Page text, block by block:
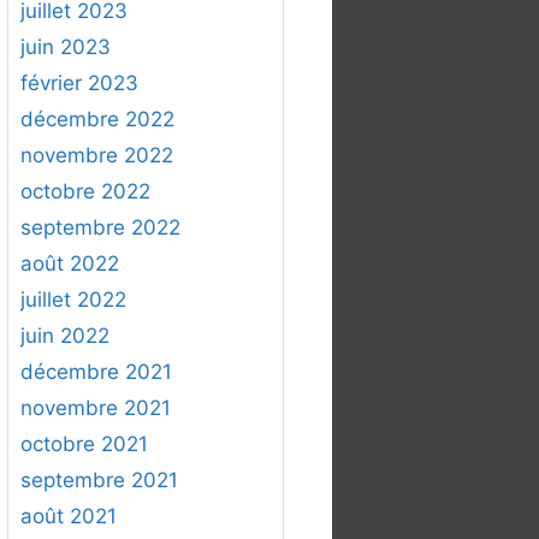
juillet 2023
juin 2023
février 2023
décembre 2022
novembre 2022
octobre 2022
septembre 2022
août 2022
juillet 2022
juin 2022
décembre 2021
novembre 2021
octobre 2021
septembre 2021
août 2021